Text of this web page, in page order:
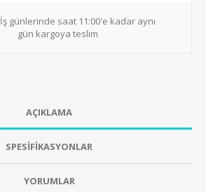
İş günlerinde saat 11:00'e kadar aynı
gün kargoya teslim
AÇIKLAMA
SPESİFİKASYONLAR
YORUMLAR